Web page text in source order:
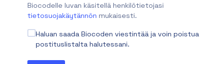
Biocodelle luvan käsitellä henkilötietojasi
tietosuojakäytännön mukaisesti.
Haluan saada Biocoden viestintää ja voin poistua
postituslistalta halutessani.